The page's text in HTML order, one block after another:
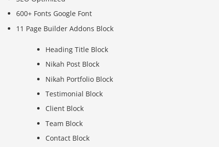
600+ Fonts Google Font
11 Page Builder Addons Block
Heading Title Block
Nikah Post Block
Nikah Portfolio Block
Testimonial Block
Client Block
Team Block
Contact Block